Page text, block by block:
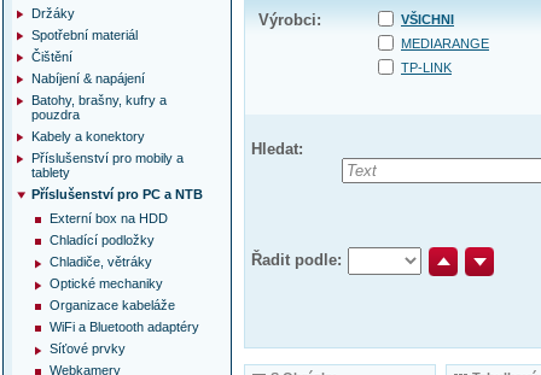
Výrobci:
VŠICHNI
MEDIARANGE
TP-LINK
Hledat:
Řadit podle:
Držáky
Spotřební materiál
Čištění
Nabíjení & napájení
Batohy, brašny, kufry a
pouzdra
Kabely a konektory
Příslušenství pro mobily a
tablety
Příslušenství pro PC a NTB
Externí box na HDD
Chladící podložky
Chladiče, větráky
Optické mechaniky
Organizace kabeláže
WiFi a Bluetooth adaptéry
Síťové prvky
Webkamery